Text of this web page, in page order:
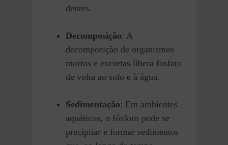
dentes.
Decomposição: A
decomposição de organismos
mortos e excretas libera fosfato
de volta ao solo e à água.
Sedimentação: Em ambientes
aquáticos, o fósforo pode se
precipitar e formar sedimentos